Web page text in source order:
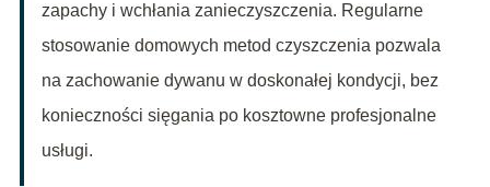
zapachy i wchłania zanieczyszczenia. Regularne
stosowanie domowych metod czyszczenia pozwala
na zachowanie dywanu w doskonałej kondycji, bez
konieczności sięgania po kosztowne profesjonalne
usługi.